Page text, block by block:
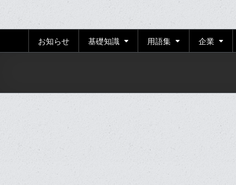
お知らせ 基礎知識 用語集 企業